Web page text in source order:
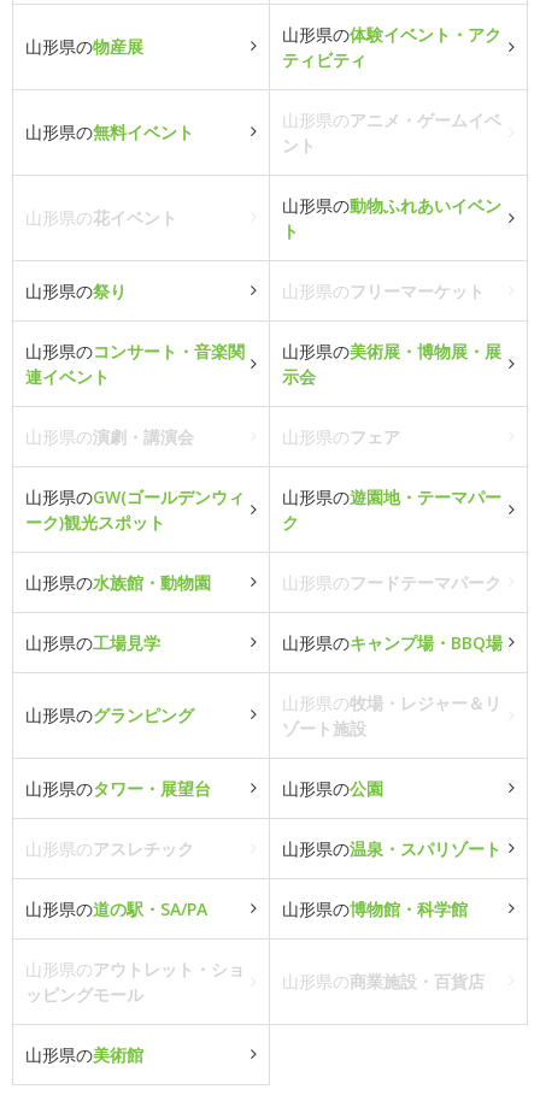
山形県の物産展
山形県の体験イベント・アク
ティビティ
山形県の無料イベント
山形県のアニメ・ゲームイベ
ント
山形県の花イベント
山形県の動物ふれあいイベン
ト
山形県の祭り 山形県のフリーマーケット
山形県のコンサート・音楽関
連イベント
山形県の美術展・博物展・展
示会
山形県の演劇・講演会 山形県のフェア
山形県のGW(ゴールデンウィ
ーク)観光スポット
山形県の遊園地・テーマパー
ク
山形県の水族館・動物園 山形県のフードテーマパーク
山形県の工場見学 山形県のキャンプ場・BBQ場
山形県のグランピング
山形県の牧場・レジャー＆リ
ゾート施設
山形県のタワー・展望台 山形県の公園
山形県のアスレチック 山形県の温泉・スパリゾート
山形県の道の駅・SA/PA 山形県の博物館・科学館
山形県のアウトレット・ショ
ッピングモール
山形県の商業施設・百貨店
山形県の美術館